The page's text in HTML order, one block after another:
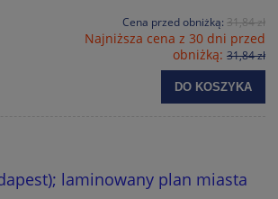
Cena przed obniżką: 31,84 zł
Najniższa cena z 30 dni przed
obniżką: 31,84 zł
DO KOSZYKA
laminowany plan miasta